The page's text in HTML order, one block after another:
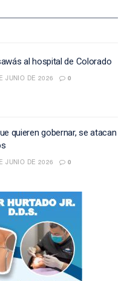
al hospital de Colorado
JUNIO DE 2026 0
quieren gobernar, se atacan
JUNIO DE 2026 0